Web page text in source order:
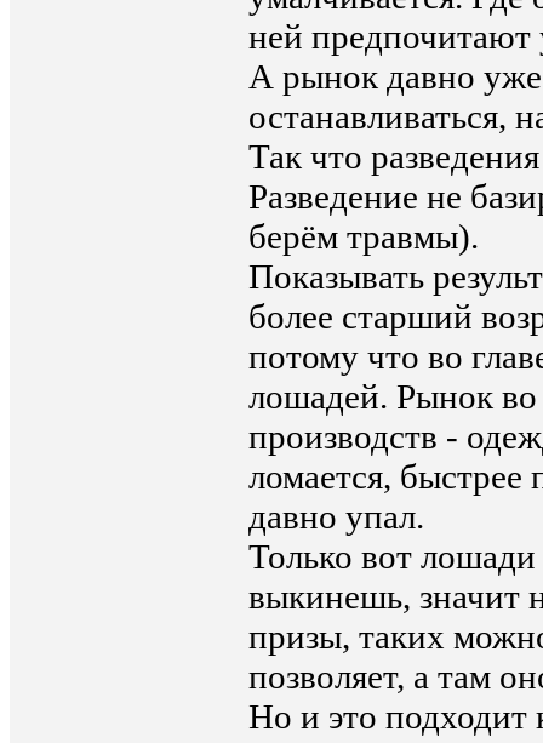
ней предпочитают
А рынок давно
останавливаться,
Так что
Разведение не
берём травмы).
Показывать
более старший
потому что во
лошадей. Рынок во
производств -
ломается,
давно упал.
Только вот
выкинешь, значит
призы, таких
позволяет, а там
Но и это подходит